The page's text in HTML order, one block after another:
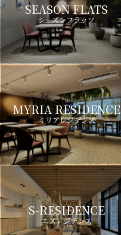
SEASON FLATS
シーズンフラッツ
MYRIA RESIDENCE
ミリアレジデンス
S-RESIDENCE
エスレジデンス